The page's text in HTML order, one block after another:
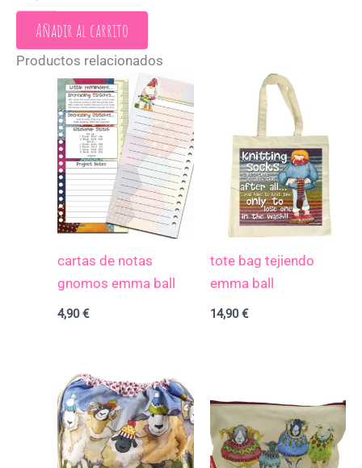
Añadir al carrito
Productos relacionados
cartas de notas
gnomos emma ball
4,90€
tote bag tejiendo
emma ball
14,90€